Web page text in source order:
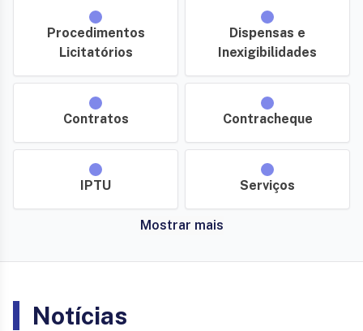
Procedimentos
Licitatórios
Dispensas e
Inexigibilidades
Contratos Contracheque
IPTU Serviços
Mostrar mais
Notícias